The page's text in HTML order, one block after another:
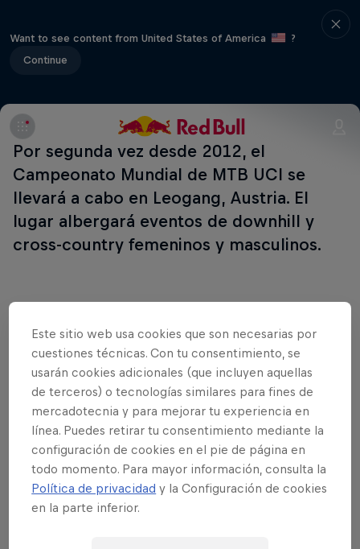
Want to see content from United States of America
?
Continue
Por segunda vez desde 2012, el
Campeonato Mundial de MTB UCI se
llevará a cabo en Leogang, Austria. El
lugar albergará eventos de downhill y
cross-country femeninos y masculinos.
Eventos Relacionados
Este sitio web usa cookies que son necesarias por
cuestiones técnicas. Con tu consentimiento, se
usarán cookies adicionales (que incluyen aquellas
de terceros) o tecnologías similares para fines de
mercadotecnia y para mejorar tu experiencia en
línea. Puedes retirar tu consentimiento mediante la
configuración de cookies en el pie de página en
todo momento. Para mayor información, consulta la
Política de privacidad y la Configuración de cookies
en la parte inferior.